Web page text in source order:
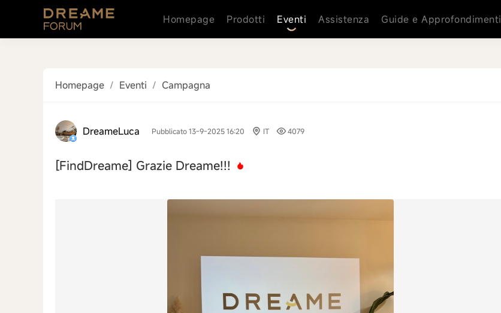
Homepage Prodotti Eventi Assistenza Guide e Approfondimenti
Homepage / Eventi / Campagna
DreameLuca Pubblicato 13-9-2025 16:20 IT 4079
[FindDreame] Grazie Dreame!!!